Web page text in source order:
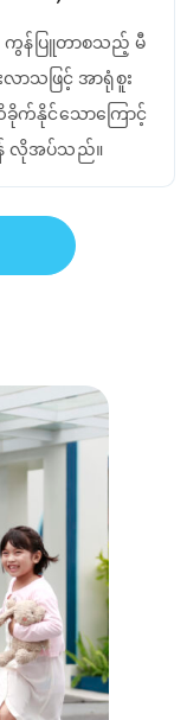
၊ ကွန်ပြူတာစသည့် မီ
လာသဖြင့် အာရုံစူး
က်နိုင်သောကြောင့်
န် လိုအပ်သည်။